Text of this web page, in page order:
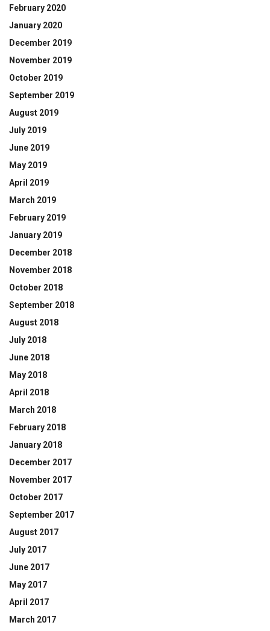
February 2020
January 2020
December 2019
November 2019
October 2019
September 2019
August 2019
July 2019
June 2019
May 2019
April 2019
March 2019
February 2019
January 2019
December 2018
November 2018
October 2018
September 2018
August 2018
July 2018
June 2018
May 2018
April 2018
March 2018
February 2018
January 2018
December 2017
November 2017
October 2017
September 2017
August 2017
July 2017
June 2017
May 2017
April 2017
March 2017